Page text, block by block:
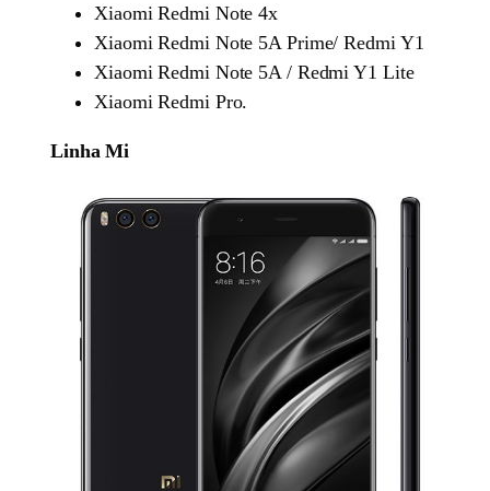
Xiaomi Redmi Note 4x
Xiaomi Redmi Note 5A Prime/ Redmi Y1
Xiaomi Redmi Note 5A / Redmi Y1 Lite
Xiaomi Redmi Pro.
Linha Mi